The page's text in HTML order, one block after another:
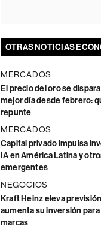
OTRAS NOTICIAS
MERCADOS
El precio del oro se
mejor día desde febrero:
repunte
MERCADOS
Capital privado impulsa
IA en América Latina y
emergentes
NEGOCIOS
Kraft Heinz eleva
aumenta su inversión
marcas